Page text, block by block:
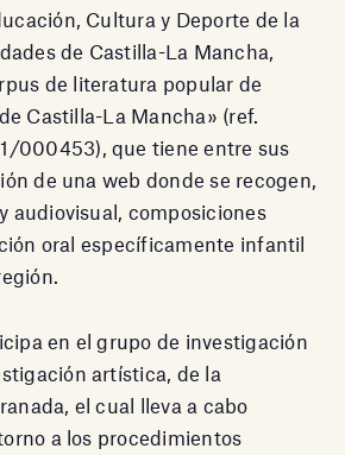
Cultura y Deporte de la
de Castilla-La Mancha,
de literatura popular de
Castilla-La Mancha» (ref.
000453), que tiene entre sus
de una web donde se recogen,
audiovisual, composiciones
oral específicamente infantil
en el grupo de investigación
artística, de la
el cual lleva a cabo
a los procedimientos